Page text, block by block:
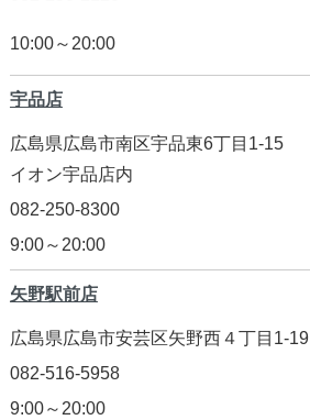
10:00～20:00
宇品店
広島県広島市南区宇品東6丁目1-15
イオン宇品店内
082-250-8300
9:00～20:00
矢野駅前店
広島県広島市安芸区矢野西４丁目1-19
082-516-5958
9:00～20:00